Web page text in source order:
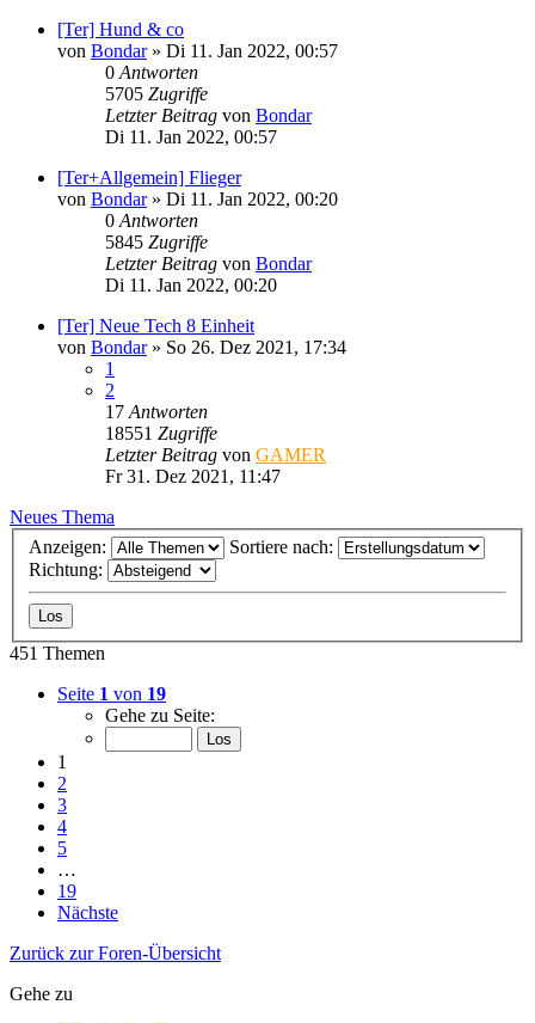
[Ter] Hund & co
von Bondar» Di 11. Jan 2022, 00:57
0 Antworten
5705 Zugriffe
Letzter Beitrag von Bondar
Di 11. Jan 2022, 00:57
[Ter+Allgemein] Flieger
von Bondar» Di 11. Jan 2022, 00:20
0 Antworten
5845 Zugriffe
Letzter Beitrag von Bondar
Di 11. Jan 2022, 00:20
[Ter] Neue Tech 8 Einheit
von Bondar» So 26. Dez 2021, 17:34
1
2
17 Antworten
18551 Zugriffe
Letzter Beitrag von GAMER
Fr 31. Dez 2021, 11:47
Neues Thema
Anzeigen:
Sortiere nach:
Richtung:
451 Themen
Seite 1 von 19
Gehe zu Seite:
1
2
3
4
5
…
19
Nächste
Zurück zur Foren-Übersicht
Gehe zu